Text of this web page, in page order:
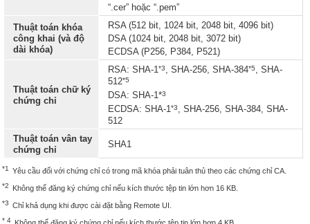
“.cer” hoặc “.pem”
Thuật toán khóa
công khai (và độ
dài khóa)
RSA (512 bit, 1024 bit, 2048 bit, 4096 bit)
DSA (1024 bit, 2048 bit, 3072 bit)
ECDSA (P256, P384, P521)
Thuật toán chữ ký
chứng chỉ
RSA: SHA-1*3, SHA-256, SHA-384*5, SHA-
512*5
DSA: SHA-1*3
ECDSA: SHA-1*3, SHA-256, SHA-384, SHA-
512
Thuật toán vân tay
chứng chỉ
SHA1
*1 Yêu cầu đối với chứng chỉ có trong mã khóa phải tuân thủ theo các chứng chỉ CA.
*2 Không thể đăng ký chứng chỉ nếu kích thước tệp tin lớn hơn 16 KB.
*3 Chỉ khả dụng khi được cài đặt bằng Remote UI.
* 4